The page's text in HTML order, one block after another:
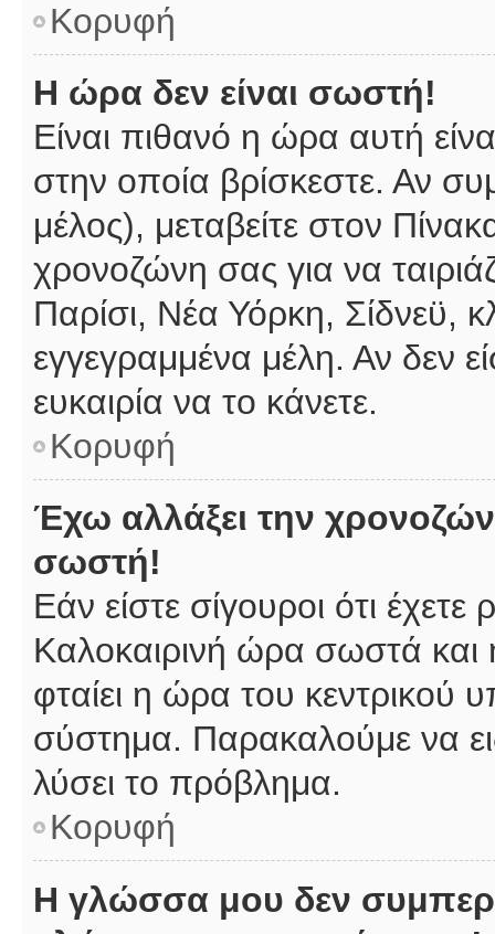
Κορυφή
Η ώρα δεν είναι σωστή!
Είναι πιθανό η ώρα αυτή
στην οποία βρίσκεστε. Αν
μέλος), μεταβείτε στον
χρονοζώνη σας για να
Παρίσι, Νέα Υόρκη, Σίδνεϋ,
εγγεγραμμένα μέλη. Αν δεν
ευκαιρία να το κάνετε.
Κορυφή
Έχω αλλάξει την
σωστή!
Εάν είστε σίγουροι ότι
Καλοκαιρινή ώρα σωστά και
φταίει η ώρα του κεντρικού
σύστημα. Παρακαλούμε να
λύσει το πρόβλημα.
Κορυφή
Η γλώσσα μου δεν